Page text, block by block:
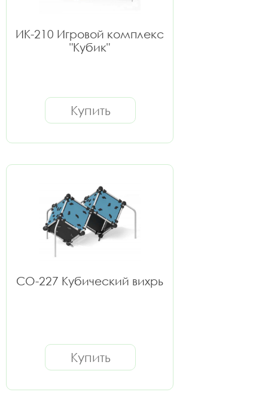
ИК-210 Игровой комплекс
"Кубик"
Купить
СО-227 Кубический вихрь
Купить